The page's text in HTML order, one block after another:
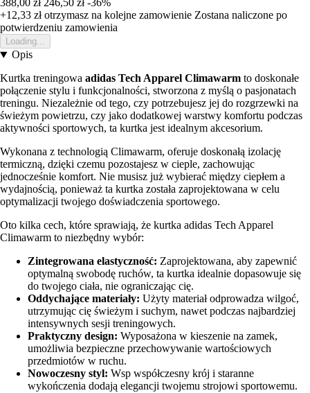
388,00 zł 246,50 zł -36%
+12,33 złotrzymasz na kolejne zamowienie Zostana naliczone po
potwierdzeniu zamowienia
Loading...
Opis
Kurtka treningowa adidas Tech Apparel Climawarm to doskonałe
połączenie stylu i funkcjonalności, stworzona z myślą o pasjonatach
treningu. Niezależnie od tego, czy potrzebujesz jej do rozgrzewki na
świeżym powietrzu, czy jako dodatkowej warstwy komfortu podczas
aktywności sportowych, ta kurtka jest idealnym akcesorium.
Wykonana z technologią Climawarm, oferuje doskonałą izolację
termiczną, dzięki czemu pozostajesz w cieple, zachowując
jednocześnie komfort. Nie musisz już wybierać między ciepłem a
wydajnością, ponieważ ta kurtka została zaprojektowana w celu
optymalizacji twojego doświadczenia sportowego.
Oto kilka cech, które sprawiają, że kurtka adidas Tech Apparel
Climawarm to niezbędny wybór:
Zintegrowana elastyczność: Zaprojektowana, aby zapewnić
optymalną swobodę ruchów, ta kurtka idealnie dopasowuje się
do twojego ciała, nie ograniczając cię.
Oddychające materiały: Użyty materiał odprowadza wilgoć,
utrzymując cię świeżym i suchym, nawet podczas najbardziej
intensywnych sesji treningowych.
Praktyczny design: Wyposażona w kieszenie na zamek,
umożliwia bezpieczne przechowywanie wartościowych
przedmiotów w ruchu.
Nowoczesny styl: Wsp współczesny krój i staranne
wykończenia dodają elegancji twojemu strojowi sportowemu.